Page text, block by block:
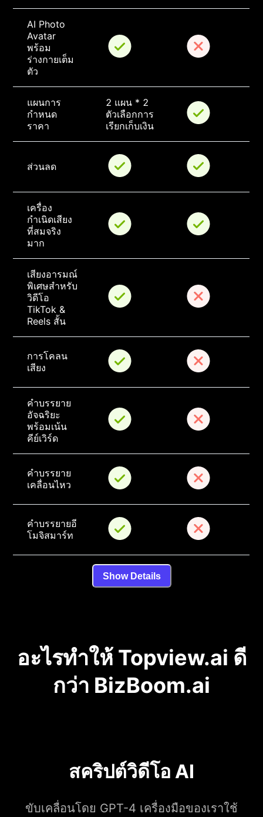
AI Photo
Avatar
พร้อม
ร่างกายเต็ม
ตัว
แผนการ
กำหนด
ราคา
2 แผน * 2
ตัวเลือกการ
เรียกเก็บเงิน
ส่วนลด
เครื่อง
กำเนิดเสียง
ที่สมจริง
มาก
เสียงอารมณ์
พิเศษสำหรับ
วิดีโอ
TikTok &
Reels สั้น
การโคลน
เสียง
คำบรรยาย
อัจฉริยะ
พร้อมเน้น
คีย์เวิร์ด
คำบรรยาย
เคลื่อนไหว
คำบรรยายอี
โมจิสมาร์ท
Show Details
อะไรทำให้ Topview.ai ดี
กว่า BizBoom.ai
สคริปต์วิดีโอ AI
ขับเคลื่อนโดย GPT-4 เครื่องมือของเราใช้